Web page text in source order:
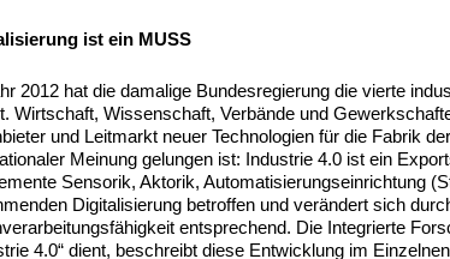
ist ein MUSS
2012 hat die damalige Bundesregierung die vierte
Wirtschaft, Wissenschaft, Verbände und
und Leitmarkt neuer Technologien für die Fabrik
Meinung gelungen ist: Industrie 4.0 ist ein
Sensorik, Aktorik, Automatisierungseinrichtung
Digitalisierung betroffen und verändert sich
entsprechend. Die Integrierte
4.0“ dient, beschreibt diese Entwicklung im